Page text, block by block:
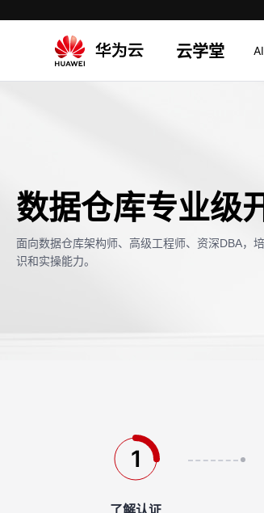
云学堂
数据仓库专业级
面向数据仓库架构师、高级工程师、资深DBA，
识和实操能力。
1
了解认证